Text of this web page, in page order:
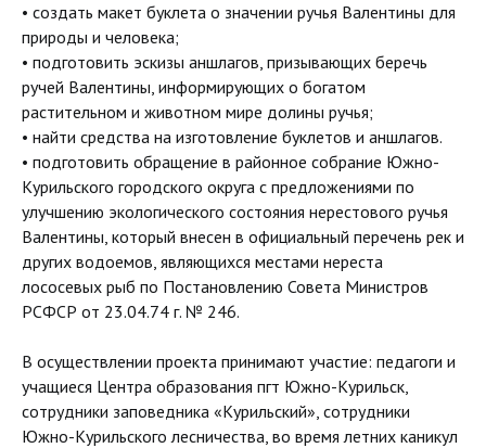
• создать макет буклета о значении ручья Валентины для
природы и человека;
• подготовить эскизы аншлагов, призывающих беречь
ручей Валентины, информирующих о богатом
растительном и животном мире долины ручья;
• найти средства на изготовление буклетов и аншлагов.
• подготовить обращение в районное собрание Южно-
Курильского городского округа с предложениями по
улучшению экологического состояния нерестового ручья
Валентины, который внесен в официальный перечень рек и
других водоемов, являющихся местами нереста
лососевых рыб по Постановлению Совета Министров
РСФСР от 23.04.74 г. № 246.
В осуществлении проекта принимают участие: педагоги и
учащиеся Центра образования пгт Южно-Курильск,
сотрудники заповедника «Курильский», сотрудники
Южно-Курильского лесничества, во время летних каникул